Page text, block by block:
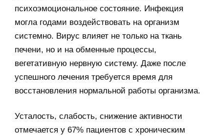
психоэмоциональное состояние. Инфекция
могла годами воздействовать на организм
системно. Вирус влияет не только на ткань
печени, но и на обменные процессы,
вегетативную нервную систему. Даже после
успешного лечения требуется время для
восстановления нормальной работы организма.
Усталость, слабость, снижение активности
отмечается у 67% пациентов с хроническим